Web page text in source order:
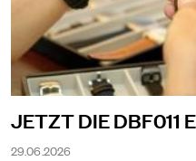
JETZT DIE DBF011
29.06.2026